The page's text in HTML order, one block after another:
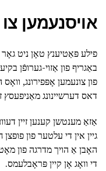
אויסנעמען
פילע פּאַטיענץ טאָן ניט
פון צונעמען אָפּפירונג,
דאס דערשיינונג מאַניפעסץ
אַזאַ מענטשן קענען זיין
גיין אין די עלטער פון
האָבן אַ הויך מדרגה פון
די וואָג אָן קיין פּראָבלעמס.